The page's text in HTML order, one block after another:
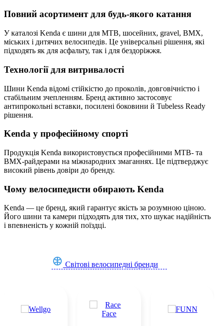
Повний асортимент для будь-якого катання
У каталозі Kenda є шини для MTB, шосейних, gravel, BMX,
міських і дитячих велосипедів. Це універсальні рішення, які
підходять як для асфальту, так і для бездоріжжя.
Технології для витривалості
Шини Kenda відомі стійкістю до проколів, довговічністю і
стабільним зчепленням. Бренд активно застосовує
антипрокольні вставки, посилені боковини й Tubeless Ready
рішення.
Kenda у професійному спорті
Продукція Kenda використовується професійними MTB- та
BMX-райдерами на міжнародних змаганнях. Це підтверджує
високий рівень довіри до бренду.
Чому велосипедисти обирають Kenda
Kenda — це бренд, який гарантує якість за розумною ціною.
Його шини та камери підходять для тих, хто шукає надійність
і впевненість у кожній поїздці.
Світові велосипедні бренди